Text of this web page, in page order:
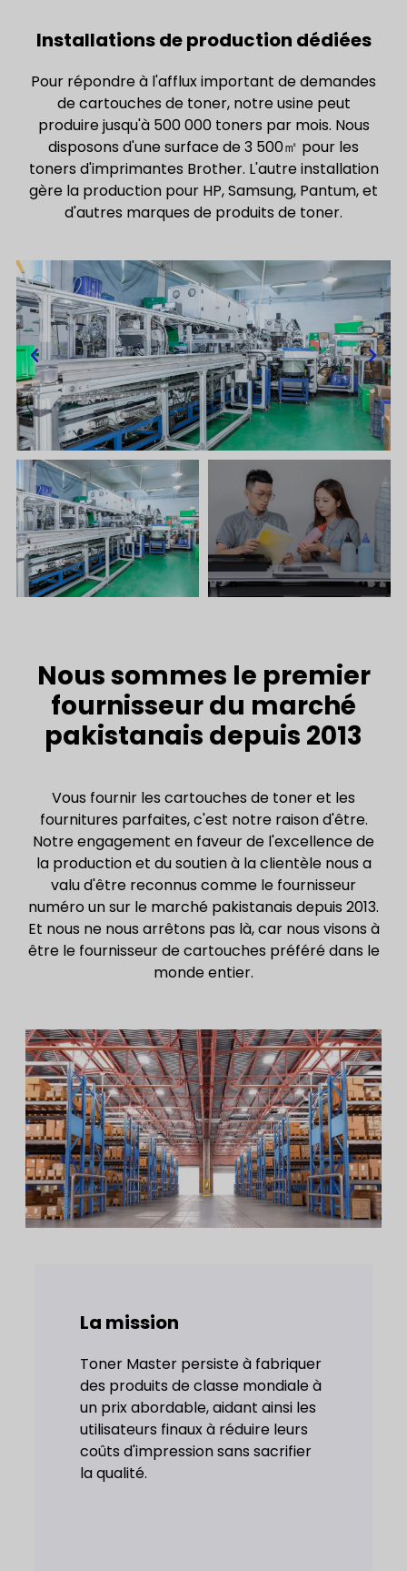
Installations de production dédiées
Pour répondre à l'afflux important de demandes
de cartouches de toner, notre usine peut
produire jusqu'à 500 000 toners par mois. Nous
disposons d'une surface de 3 500㎡ pour les
toners d'imprimantes Brother. L'autre installation
gère la production pour HP, Samsung, Pantum, et
d'autres marques de produits de toner.
Nous sommes le premier
fournisseur du marché
pakistanais depuis 2013
Vous fournir les cartouches de toner et les
fournitures parfaites, c'est notre raison d'être.
Notre engagement en faveur de l'excellence de
la production et du soutien à la clientèle nous a
valu d'être reconnus comme le fournisseur
numéro un sur le marché pakistanais depuis 2013.
Et nous ne nous arrêtons pas là, car nous visons à
être le fournisseur de cartouches préféré dans le
monde entier.
La mission
Toner Master persiste à fabriquer
des produits de classe mondiale à
un prix abordable, aidant ainsi les
utilisateurs finaux à réduire leurs
coûts d'impression sans sacrifier
la qualité.